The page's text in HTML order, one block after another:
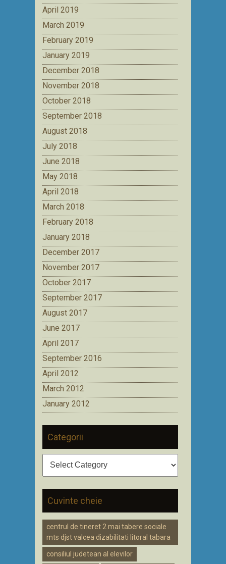
April 2019
March 2019
February 2019
January 2019
December 2018
November 2018
October 2018
September 2018
August 2018
July 2018
June 2018
May 2018
April 2018
March 2018
February 2018
January 2018
December 2017
November 2017
October 2017
September 2017
August 2017
June 2017
April 2017
September 2016
April 2012
March 2012
January 2012
Categorii
Cuvinte cheie
centrul de tineret 2 mai tabere sociale
mts djst valcea dizabilitati litoral tabara
consiliul judetean al elevilor